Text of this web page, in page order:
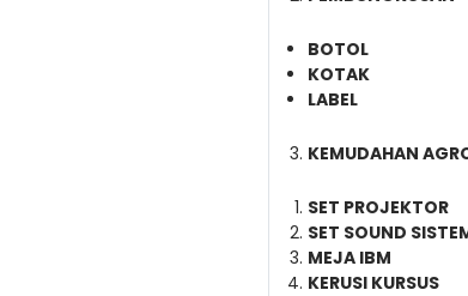
BOTOL
KOTAK
LABEL
KEMUDAHAN
SET PROJEKTOR
SET SOUND
MEJA IBM
KERUSI KURSUS